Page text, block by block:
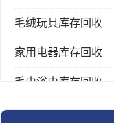
毛绒玩具库存回收
家用电器库存回收
毛巾浴巾库存回收
水杯保温杯库存回收